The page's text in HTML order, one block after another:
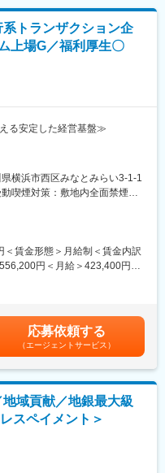
系トランザクション企
上場G／福利厚生〇
る安定した経営基盤≫
者のサービスも組み合わせ
に向けた決済ソリューション
でご活躍いただきます。新た
す。
な戦略立案?
】
ぎん〉ビジネスコネクト』の
クトを、5～10名規模の関連
す。
務・渉外業務・ロビー業務・
話交換業務・本部業務・検印
務・出向先業務】
横浜市西区みなとみらい3-1-1
喫煙対策：敷地内全面禁煙変
＜賃金形態＞月給制＜賃金内訳
円＜月給＞423,400円～
代込での金額となります。賃
選考を通じて上下する可能性
を含めた表記です。
応募依頼する
（エージェントサービス）
地域貢献／地銀最大級
スペイメント＞